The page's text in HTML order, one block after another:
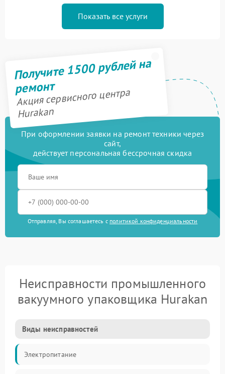
Показать все услуги
Получите 1500 рублей на
ремонт
Акция сервисного центра
Hurakan
При оформлении заявки на ремонт техники через
сайт,
действует персональная бессрочная скидка
Отправляя, Вы соглашаетесь с политикой конфиденциальности
Неисправности промышленного
вакуумного упаковщика Hurakan
Виды неисправностей
Электропитание